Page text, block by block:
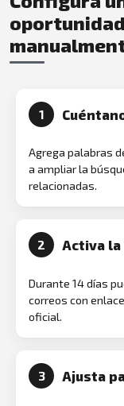
1
Agrega palabras
a ampliar la
relacionadas.
2 Activa
Durante 14 días
correos con
oficial.
3 Ajusta